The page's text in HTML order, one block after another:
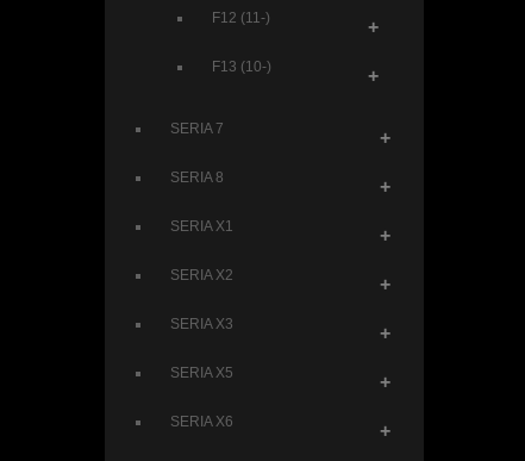
F12 (11-) +
F13 (10-) +
SERIA 7 +
SERIA 8 +
SERIA X1 +
SERIA X2 +
SERIA X3 +
SERIA X5 +
SERIA X6 +